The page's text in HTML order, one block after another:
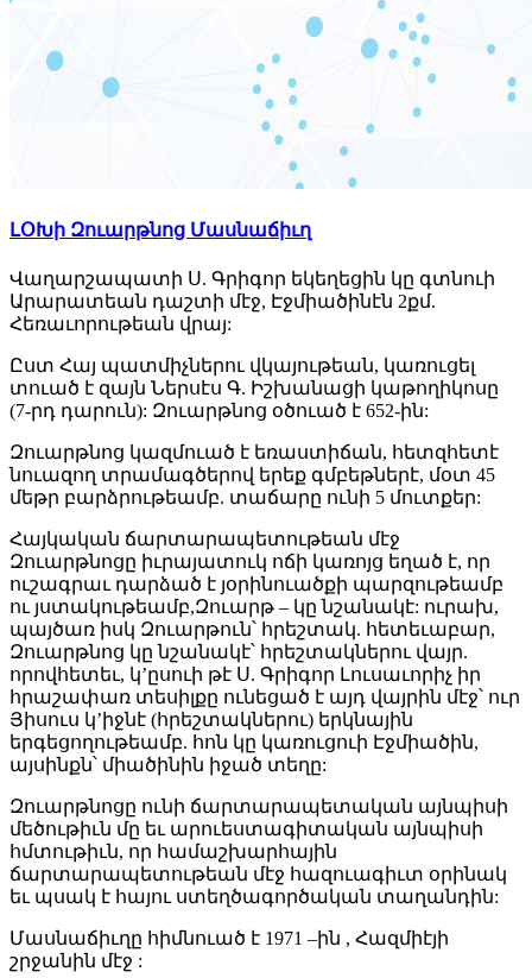
ԼՕԽի Զուարթնոց Մասնաճիւղ
Վաղարշապատի Ս. Գրիգոր եկեղեցին կը գտնուի
Արարատեան դաշտի մէջ, Էջմիածինէն 2քմ.
Հեռաւորութեան վրայ:
Ըստ Հայ պատմիչներու վկայութեան, կառուցել
տուած է զայն Ներսէս Գ. Իշխանացի կաթողիկոսը
(7-րդ դարուն): Զուարթնոց օծուած է 652-ին:
Զուարթնոց կազմուած է եռաստիճան, հետզհետէ
նուազող տրամագծերով երեք գմբեթներէ, մօտ 45
մեթր բարձրութեամբ. տաճարը ունի 5 մուտքեր:
Հայկական ճարտարապետութեան մէջ
Զուարթնոցը իւրայատուկ ոճի կառոյց եղած է, որ
ուշագրաւ դարձած է յօրինուածքի պարզութեամբ
ու յստակութեամբ,Զուարթ – կը նշանակէ: ուրախ,
պայծառ իսկ Զուարթուն՝ հրեշտակ. հետեւաբար,
Զուարթնոց կը նշանակէ՝ հրեշտակներու վայր.
որովհետեւ, կ’ըսուի թէ Ս. Գրիգոր Լուսաւորիչ իր
հրաշափառ տեսիլքը ունեցած է այդ վայրին մէջ՝ ուր
Յիսուս կ’իջնէ (հրեշտակներու) երկնային
երգեցողութեամբ. հոն կը կառուցուի Էջմիածին,
այսինքն՝ միածինին իջած տեղը:
Զուարթնոցը ունի ճարտարապետական այնպիսի
մեծութիւն մը եւ արուեստագիտական այնպիսի
հմտութիւն, որ համաշխարհային
ճարտարապետութեան մէջ հազուագիւտ օրինակ
եւ պսակ է հայու ստեղծագործական տաղանդին:
Մասնաճիւղը հիմնուած է 1971 –ին , Հազմիէյի
շրջանին մէջ :